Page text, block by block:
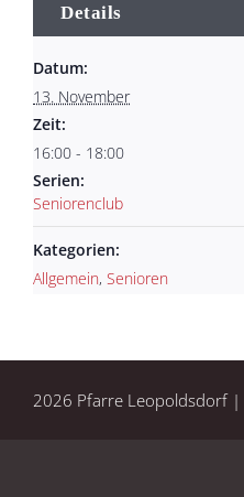
Details
Datum:
13. November
Zeit:
16:00 - 18:00
Serien:
Seniorenclub
Kategorien:
Allgemein, Senioren
2026 Pfarre Leopoldsdorf |